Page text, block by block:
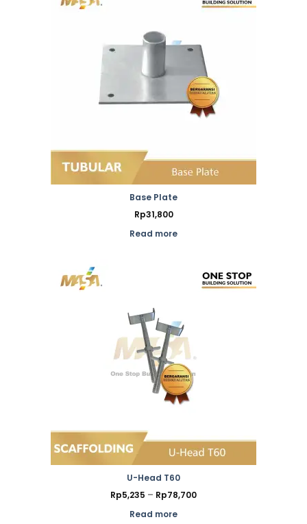
Base Plate
Rp31,800
Read more
U-Head T60
Rp5,235 – Rp78,700Price
Read more